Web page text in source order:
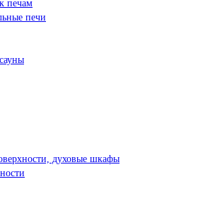
печам
печи
духовые шкафы